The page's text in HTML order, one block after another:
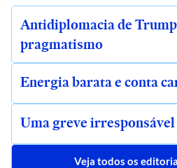
Antidiplomacia de
pragmatismo
Energia barata e conta
Uma greve irresponsável
Veja todos os